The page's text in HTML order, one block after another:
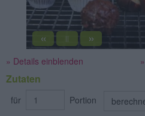
« || »
» Details einblenden
Zutaten
für Portion